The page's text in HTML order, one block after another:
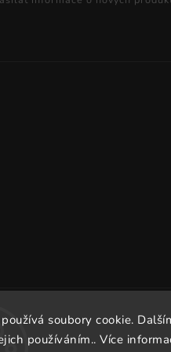
soubory cookie.
používáním.. Více
Copyright